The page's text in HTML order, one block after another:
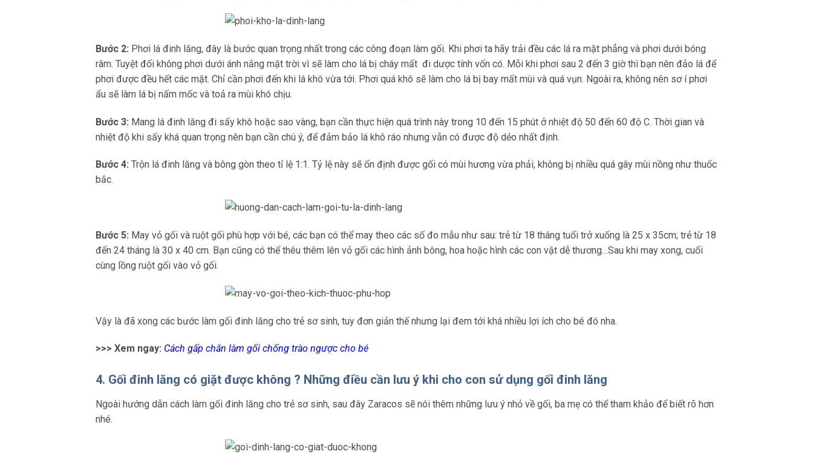
Bước 2: Phơi lá đinh lăng, đây là bước quan trọng nhất trong các công đoạn làm gối. Khi phơi ta hãy trải đều các lá ra mặt phẳng và phơi dưới bóng
râm. Tuyệt đối không phơi dưới ánh nắng mặt trời vì sẽ làm cho lá bị cháy mất đi dược tính vốn có. Mỗi khi phơi sau 2 đến 3 giờ thì bạn nên đảo lá để
phơi được đều hết các mặt. Chỉ cần phơi đến khi lá khô vừa tới. Phơi quá khô sẽ làm cho lá bị bay mất mùi và quá vụn. Ngoài ra, không nên sơ í phơi
ẩu sẽ làm lá bị nấm mốc và toả ra mùi khó chịu.
Bước 3: Mang lá đinh lăng đi sấy khô hoặc sao vàng, bạn cần thực hiện quá trình này trong 10 đến 15 phút ở nhiệt độ 50 đến 60 độ C. Thời gian và
nhiệt độ khi sấy khá quan trọng nên bạn cần chú ý, để đảm bảo lá khô ráo nhưng vẫn có được độ dẻo nhất định.
Bước 4: Trộn lá đinh lăng và bông gòn theo tỉ lệ 1:1. Tỷ lệ này sẽ ổn định được gối có mùi hương vừa phải, không bị nhiều quá gây mùi nồng như thuốc
bắc.
Bước 5: May vỏ gối và ruột gối phù hợp với bé, các bạn có thể may theo các số đo mẫu như sau: trẻ từ 18 tháng tuổi trở xuống là 25 x 35cm; trẻ từ 18
đến 24 tháng là 30 x 40 cm. Bạn cũng có thể thêu thêm lên vỏ gối các hình ảnh bông, hoa hoặc hình các con vật dễ thương…Sau khi may xong, cuối
cùng lồng ruột gối vào vỏ gối.
Vậy là đã xong các bước làm gối đinh lăng cho trẻ sơ sinh, tuy đơn giản thế nhưng lại đem tới khá nhiều lợi ích cho bé đó nha.
>>> Xem ngay: Cách gấp chăn làm gối chống trào ngượccho bé
4. Gối đinh lăng có giặt được không ? Những điều cần lưu ý khi cho con sử dụng gối đinh lăng
Ngoài hướng dẫn cách làm gối đinh lăng cho trẻ sơ sinh, sau đây Zaracos sẽ nói thêm những lưu ý nhỏ về gối, ba mẹ có thể tham khảo để biết rõ hơn
nhé.